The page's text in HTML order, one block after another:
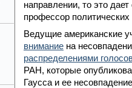
направлении, то это
профессор
Ведущие американские
внимание на
распределениями
РАН, которые
Гаусса и ее